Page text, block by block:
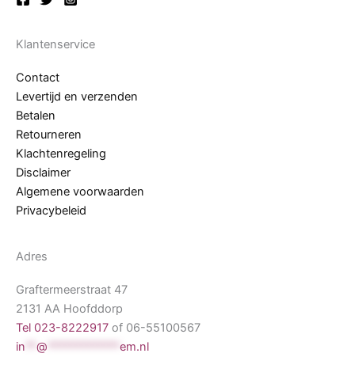
Klantenservice
Contact
Levertijd en verzenden
Betalen
Retourneren
Klachtenregeling
Disclaimer
Algemene voorwaarden
Privacybeleid
Adres
Graftermeerstraat 47
2131 AA Hoofddorp
Tel 023-8222917 of 06-55100567
in
@ em.nl